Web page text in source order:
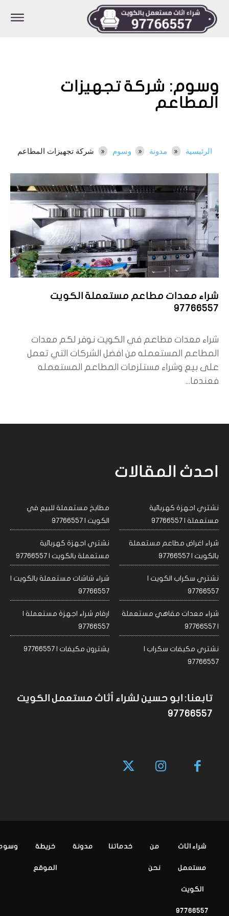
وسوم: شركة تجهيزات
المطاعم
الرئيسية مدونة وسوم شركة تجهيزات المطاعم
شراء معدات مطاعم مستعملة الكويت
97766557
شراء معدات مطاعم في الكويت نوفر لكم معدات
المطاعم المستعمله من افضل الشركات التي تعمل
على بيع وشراء مستلزمات المطاعم المستعمله
فعندما...
احدث المقالات
نشتري اجهزة كهربائية
مستعملة | 97766557
مطابخ مستعملة للبيع في
الكويت | 97766557
شراء اغراض مطاعم مستعملة
بالكويت | 97766557
نشتري اجهزة كهربائية
مستعملة بالكويت | 97766557
نشتري سكراب الكويت |
97766557
شراء شاشات مستعملة بالكويت |
97766557
شراء معدات مقاهي مستعملة
| 97766557
ارقام شراء اجهزة مستعملة |
97766557
نشتري مكيفات سكراب |
97766557
يشترون مكيفات | 97766557
تابعنا: ابو حسين لشراء أثاث مستعمل الكويت
97766557
شراء اثاث
مستعمل
الكويت
97766557
من
نحن
خدماتنا مدونة خريطة
الموقع